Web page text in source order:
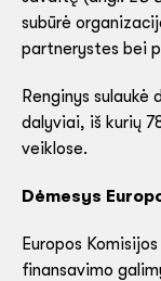
subūrė
partnerystes bei
Renginys
dalyviai, iš kurių
veiklose.
Dėmesys
Europos
finansavimo